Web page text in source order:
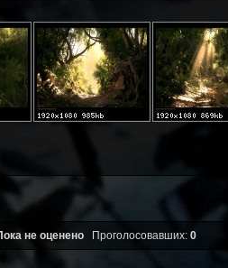
не оцененоПроголосовавших: 0